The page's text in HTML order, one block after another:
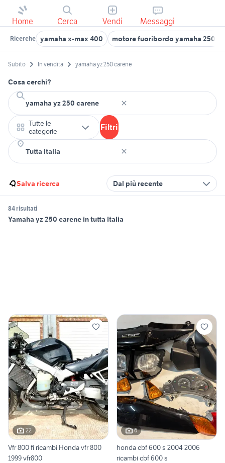
Home Cerca Vendi Messaggi
Ricerche yamaha x-max 400 motore fuoribordo yamaha 250
Subito In vendita yamaha yz 250 carene
Cosa cerchi?
Tutte le
categorie
Filtri
Salva ricerca Dal più recente
84 risultati
Yamaha yz 250 carene in tutta Italia
22
Vfr 800 fi ricambi Honda vfr 800
1999 vfr800
6
honda cbf 600 s 2004 2006
ricambi cbf 600 s